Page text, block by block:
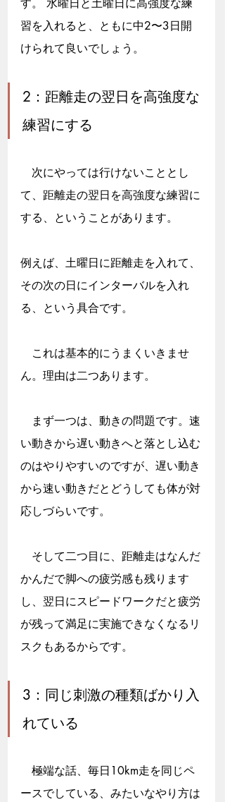
す。 水曜日と土曜日に高強度な練
習を入れると、ともに中2〜3日開
けられて良いでしょう。
2：距離走の翌日を高強度な
練習にする
次にやっては行けないこととし
て、距離走の翌日を高強度な練習に
する、ということがあります。
例えば、土曜日に距離走を入れて、
その次の日にインターバルを入れ
る、という具合です。
これは基本的にうまくいきませ
ん。理由は二つあります。
まず一つは、動きの問題です。速
い動きから遅い動きへと落とし込む
のはやりやすいのですが、遅い動き
から速い動きだとどうしても体が対
応しづらいです。
そして二つ目に、距離走はなんだ
かんだで脚への疲労感も残ります
し、翌日にスピードワークだと疲労
が残って満足に実施できなくなるリ
スクもあるからです。
3：同じ刺激の種類ばかり入
れている
極端な話、毎日10km走を同じペ
ースでしている、みたいなやり方は